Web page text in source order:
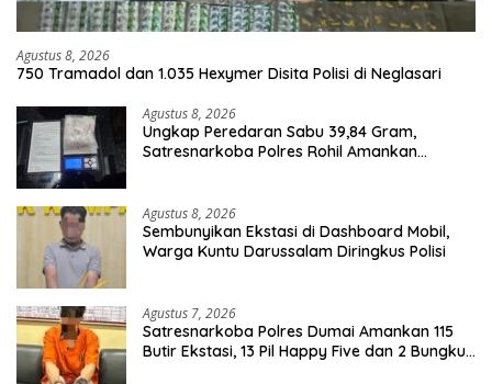
Agustus 8, 2026
750 Tramadol dan 1.035 Hexymer Disita Polisi di Neglasari
Agustus 8, 2026
Ungkap Peredaran Sabu 39,84 Gram,
Satresnarkoba Polres Rohil Amankan
Agustus 8, 2026
Sembunyikan Ekstasi di Dashboard Mobil,
Warga Kuntu Darussalam Diringkus Polisi
Agustus 7, 2026
Satresnarkoba Polres Dumai Amankan 115
Butir Ekstasi, 13 Pil Happy Five dan 2 Bungkus